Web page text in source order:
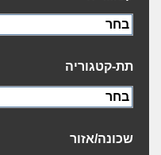
בחר
תת-קטגוריה
בחר
שכונה/אזור